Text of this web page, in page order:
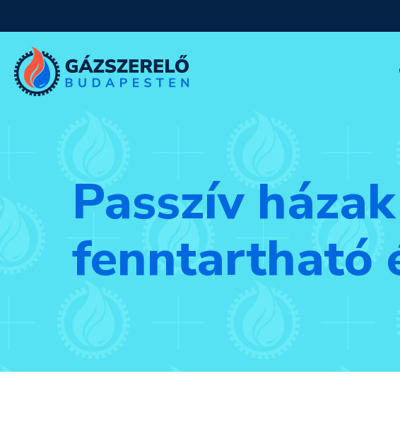
Passzív
fenntartható